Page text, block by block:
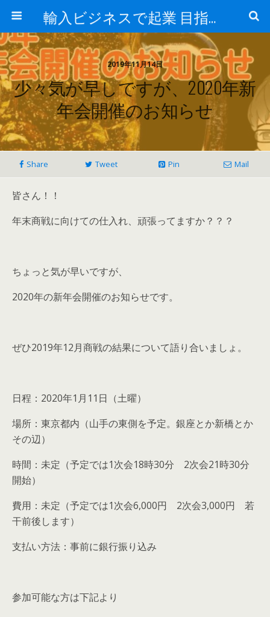
輸入ビジネスで起業 目指せ年商10億円 最近はアマゾン輸入やってます。
2019年11月14日
少々気が早しですが、2020年新
年会開催のお知らせ
Share Tweet Pin Mail
皆さん！！
年末商戦に向けての仕入れ、頑張ってますか？？？
ちょっと気が早いですが、
2020年の新年会開催のお知らせです。
ぜひ2019年12月商戦の結果について語り合いましょ。
日程：2020年1月11日（土曜）
場所：東京都内（山手の東側を予定。銀座とか新橋とか
その辺）
時間：未定（予定では1次会18時30分 2次会21時30分
開始）
費用：未定（予定では1次会6,000円 2次会3,000円 若
干前後します）
支払い方法：事前に銀行振り込み
参加可能な方は下記より